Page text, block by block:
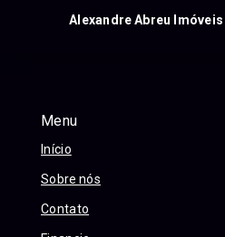
Menu
Início
Sobre nós
Contato
Alexandre Abreu Imóveis